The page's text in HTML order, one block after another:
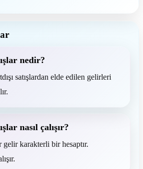
nedir?
satışlardan elde edilen gelirleri
nasıl çalışır?
gelir karakterli bir hesaptır.